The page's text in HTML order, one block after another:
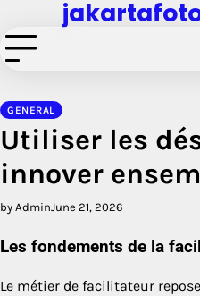
to
content
GENERAL
Utiliser les
innover
by AdminJune 21, 2026
Les fondements de la
Le métier de facilitateur